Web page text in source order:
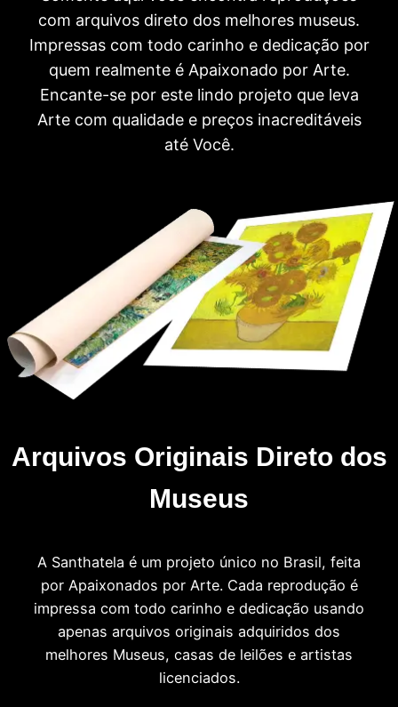
com arquivos direto dos melhores museus.
Impressas com todo carinho e dedicação por
quem realmente é Apaixonado por Arte.
Encante-se por este lindo projeto que leva
Arte com qualidade e preços inacreditáveis
até Você.
Arquivos Originais Direto dos
Museus
A Santhatela é um projeto único no Brasil, feita
por Apaixonados por Arte. Cada reprodução é
impressa com todo carinho e dedicação usando
apenas arquivos originais adquiridos dos
melhores Museus, casas de leilões e artistas
licenciados.